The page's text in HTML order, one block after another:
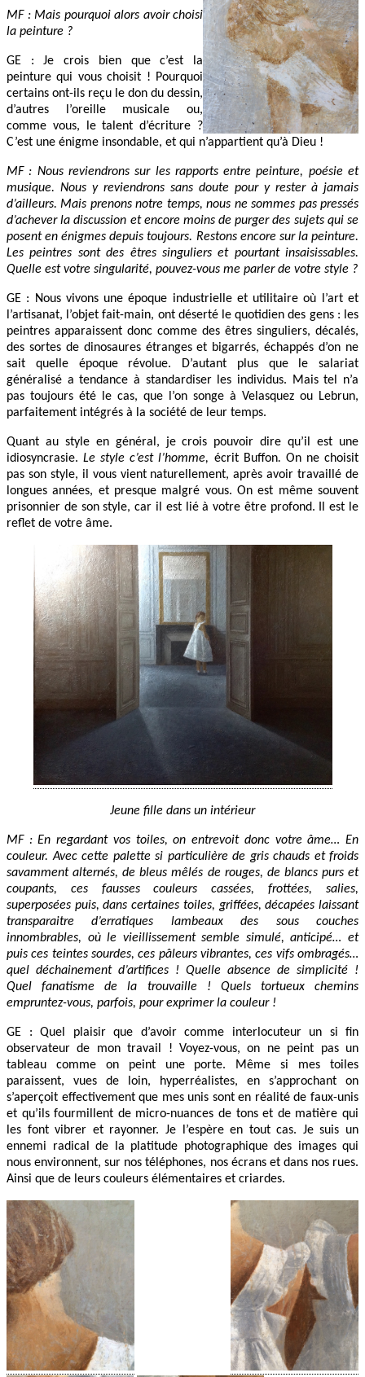
MF : Mais pourquoi alors avoir choisi
la peinture ?
GE : Je crois bien que c’est la
peinture qui vous choisit ! Pourquoi
certains ont-ils reçu le don du dessin,
d’autres l’oreille musicale ou,
comme vous, le talent d’écriture ?
C’est une énigme insondable, et qui n’appartient qu’à Dieu !
MF : Nous reviendrons sur les rapports entre peinture, poésie et
musique. Nous y reviendrons sans doute pour y rester à jamais
d’ailleurs. Mais prenons notre temps, nous ne sommes pas pressés
d’achever la discussion et encore moins de purger des sujets qui se
posent en énigmes depuis toujours. Restons encore sur la peinture.
Les peintres sont des êtres singuliers et pourtant insaisissables.
Quelle est votre singularité, pouvez-vous me parler de votre style ?
GE : Nous vivons une époque industrielle et utilitaire où l’art et
l’artisanat, l’objet fait-main, ont déserté le quotidien des gens : les
peintres apparaissent donc comme des êtres singuliers, décalés,
des sortes de dinosaures étranges et bigarrés, échappés d’on ne
sait quelle époque révolue. D’autant plus que le salariat
généralisé a tendance à standardiser les individus. Mais tel n’a
pas toujours été le cas, que l’on songe à Velasquez ou Lebrun,
parfaitement intégrés à la société de leur temps.
Quant au style en général, je crois pouvoir dire qu’il est une
idiosyncrasie.Le style c’est l’homme, écrit Buffon. On ne choisit
pas son style, il vous vient naturellement, après avoir travaillé de
longues années, et presque malgré vous. On est même souvent
prisonnier de son style, car il est lié à votre être profond. Il est le
reflet de votre âme.
Jeune fille dans un intérieur
MF : En regardant vos toiles, on entrevoit donc votre âme… En
couleur. Avec cette palette si particulière de gris chauds et froids
savamment alternés, de bleus mêlés de rouges, de blancs purs et
coupants, ces fausses couleurs cassées, frottées, salies,
superposées puis, dans certaines toiles, griffées, décapées laissant
transparaitre d’erratiques lambeaux des sous couches
innombrables, où le vieillissement semble simulé, anticipé… et
puis ces teintes sourdes, ces pâleurs vibrantes, ces vifs ombragés…
quel déchainement d’artifices ! Quelle absence de simplicité !
Quel fanatisme de la trouvaille ! Quels tortueux chemins
empruntez-vous, parfois, pour exprimer la couleur !
GE : Quel plaisir que d’avoir comme interlocuteur un si fin
observateur de mon travail ! Voyez-vous, on ne peint pas un
tableau comme on peint une porte. Même si mes toiles
paraissent, vues de loin, hyperréalistes, en s’approchant on
s’aperçoit effectivement que mes unis sont en réalité de faux-unis
et qu’ils fourmillent de micro-nuances de tons et de matière qui
les font vibrer et rayonner. Je l’espère en tout cas. Je suis un
ennemi radical de la platitude photographique des images qui
nous environnent, sur nos téléphones, nos écrans et dans nos rues.
Ainsi que de leurs couleurs élémentaires et criardes.